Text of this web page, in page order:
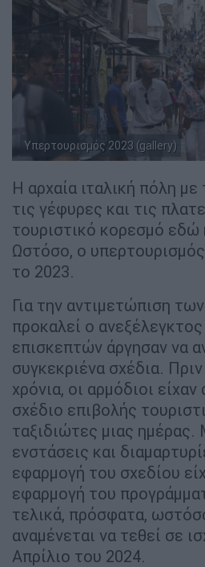
Υπερτουρισμός 2023 (gallery)
Η αρχαία ιταλική πόλη
τις γέφυρες και τις
τουριστικό κορεσμό εδώ
Ωστόσο, ο υπερτουρισμός
το 2023.
Για την αντιμετώπιση
προκαλεί ο
επισκεπτών άργησαν να
συγκεκριένα σχέδια.
χρόνια, οι αρμόδιοι
σχέδιο επιβολής
ταξιδιώτες μιας
ενστάσεις και
εφαρμογή του σχεδίου
εφαρμογή του
τελικά, πρόσφατα,
αναμένεται να τεθεί σε
Απρίλιο του 2024.